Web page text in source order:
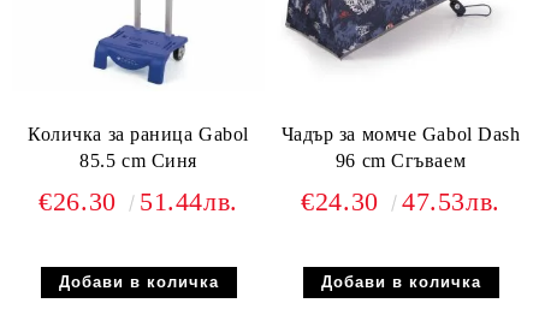
Количка за раница Gabol
85.5 cm Синя
€26.30 51.44лв.
Чадър за момче Gabol Dash
96 cm Сгъваем
€24.30 47.53лв.